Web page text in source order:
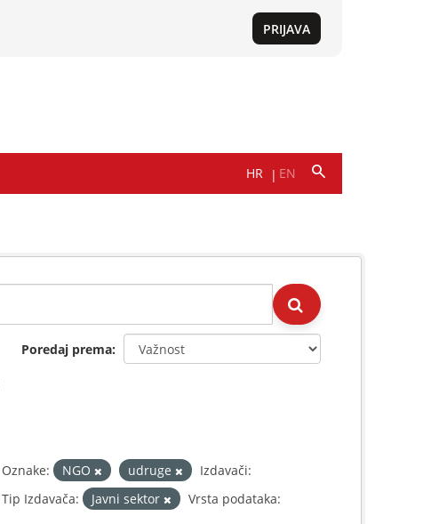
Poredaj prema
Oznake: NGO udruge
Izdavači:
Tip Izdavača: Javni sektor
Vrsta podataka: